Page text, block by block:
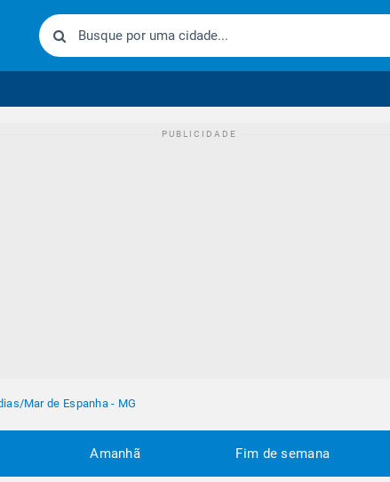
/Mar de Espanha - MG
Amanhã Fim de semana